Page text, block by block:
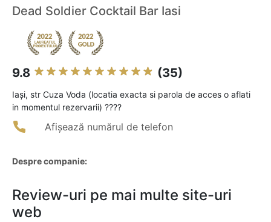
Dead Soldier Cocktail Bar Iasi
9.8 (35)
Iaşi, str Cuza Voda (locatia exacta si parola de acces o aflati
in momentul rezervarii) ????
Afișează numărul de telefon
Despre companie:
Review-uri pe mai multe site-uri
web